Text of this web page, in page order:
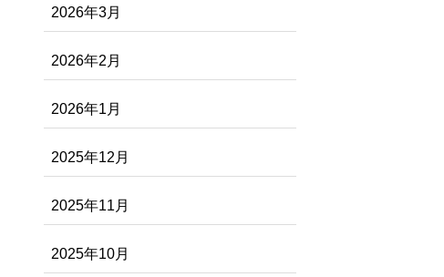
2026年3月
2026年2月
2026年1月
2025年12月
2025年11月
2025年10月